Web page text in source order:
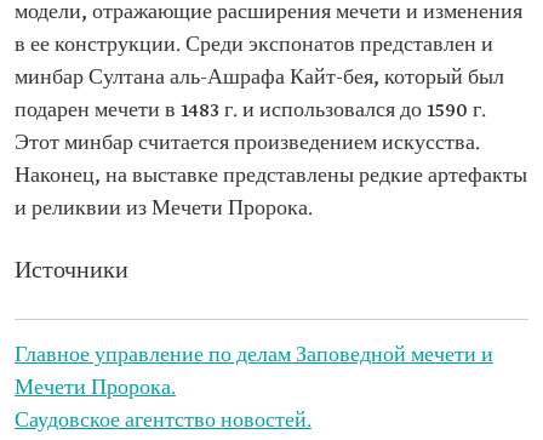
модели, отражающие расширения мечети и изменения
в ее конструкции. Среди экспонатов представлен и
минбар Султана аль-Ашрафа Кайт-бея, который был
подарен мечети в 1483 г. и использовался до 1590 г.
Этот минбар считается произведением искусства.
Наконец, на выставке представлены редкие артефакты
и реликвии из Мечети Пророка.
Источники
Главное управление по делам Заповедной мечети и
Мечети Пророка.
Саудовское агентство новостей.